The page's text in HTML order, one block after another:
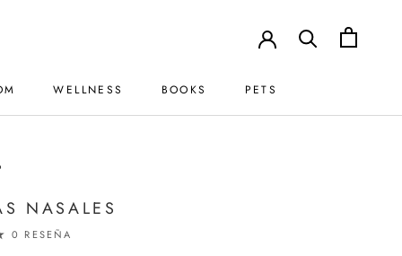
WELLNESS
BOOKS
PETS
NASALES
0 RESEÑA